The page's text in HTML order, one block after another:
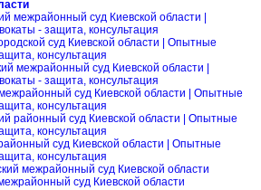
межрайонный суд Киевской области |
- защита, консультация
суд Киевской области | Опытные
консультация
межрайонный суд Киевской области |
- защита, консультация
суд Киевской области | Опытные
консультация
районный суд Киевской области | Опытные
консультация
суд Киевской области | Опытные
консультация
межрайонный суд Киевской области
суд Киевской области